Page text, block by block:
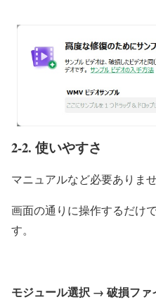
2-2. 使いやすさ
マニュアルなど必要ありませ
画面の通りに操作するだけ
す。
モジュール選択 → 破損フ